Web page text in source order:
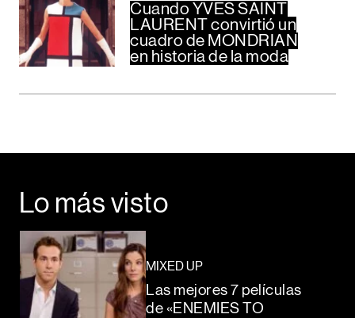
Cuando YVES SAINT
LAURENT convirtió un
cuadro de MONDRIAN
en historia de la moda
Lo más visto
MIXED UP
Las mejores 7 películas
de «ENEMIES TO